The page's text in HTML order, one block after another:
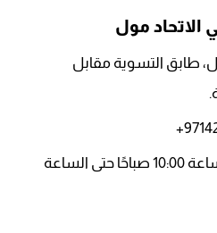
الاتحاد مول
طابق التسوية مقابل
: من الساعة 10:00 صباحًا حتى الساعة